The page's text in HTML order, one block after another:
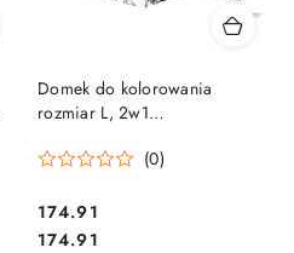
Domek do kolorowania
rozmiar L, 2w1
(FSC) 100053827 FELLOWES
(0)
Cena:
174.91
Cena:
174.91